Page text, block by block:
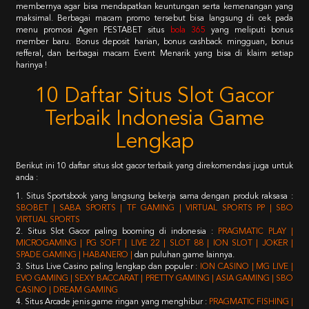
membernya agar bisa mendapatkan keuntungan serta kemenangan yang
maksimal. Berbagai macam promo tersebut bisa langsung di cek pada
menu promosi Agen PESTABET situs
bola 365
yang meliputi bonus
member baru. Bonus deposit harian, bonus cashback mingguan, bonus
refferal, dan berbagai macam Event Menarik yang bisa di klaim setiap
harinya !
10 Daftar Situs Slot Gacor
Terbaik Indonesia Game
Lengkap
Berikut ini 10 daftar situs slot gacor terbaik yang direkomendasi juga untuk
anda :
1. Situs Sportsbook yang langsung bekerja sama dengan produk raksasa :
SBOBET | SABA SPORTS | TF GAMING | VIRTUAL SPORTS PP | SBO
VIRTUAL SPORTS
2. Situs Slot Gacor paling booming di indonesia :
PRAGMATIC PLAY |
MICROGAMING | PG SOFT | LIVE 22 | SLOT 88 | ION SLOT | JOKER |
SPADE GAMING | HABANERO |
dan puluhan game lainnya.
3. Situs Live Casino paling lengkap dan populer : ION CASINO | MG LIVE |
EVO GAMING | SEXY BACCARAT | PRETTY GAMING | ASIA GAMING | SBO
CASINO | DREAM GAMING
4. Situs Arcade jenis game ringan yang menghibur : PRAGMATIC FISHING |